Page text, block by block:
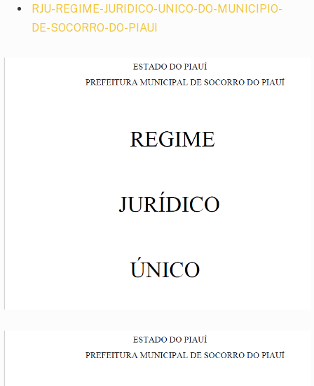
RJU-REGIME-JURIDICO-UNICO-DO-MUNICIPIO-
DE-SOCORRO-DO-PIAUI